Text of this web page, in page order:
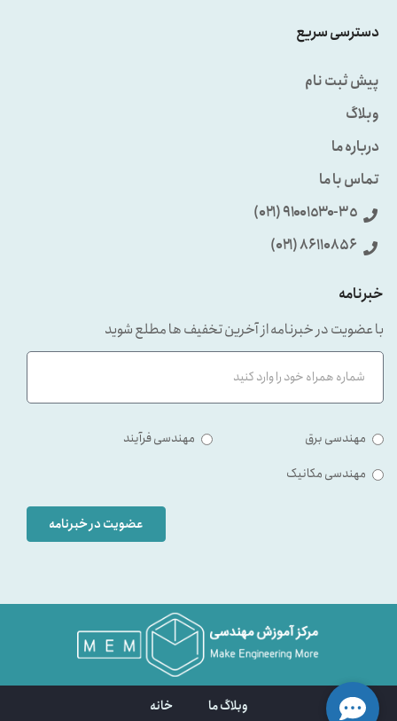
دسترسی سریع
پیش ثبت نام
وبلاگ
درباره ما
تماس با ما
٩۱۰۰۱٥۳۰-۳٥ (۰۲۱)
86110856 (۰۲۱)
خبرنامه
با عضویت در خبرنامه از آخرین تخفیف ها مطلع شوید
مهندسی برق
مهندسی فرآیند
مهندسی مکانیک
عضویت در خبرنامه
وبلاگ ما خانه